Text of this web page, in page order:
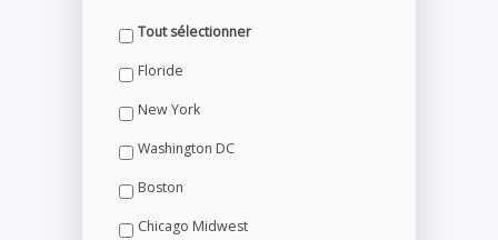
Tout sélectionner
Floride
New York
Washington DC
Boston
Chicago Midwest